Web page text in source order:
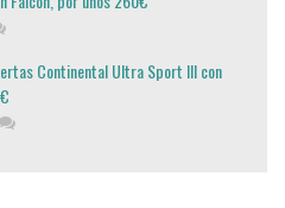
Continental Ultra Sport III con